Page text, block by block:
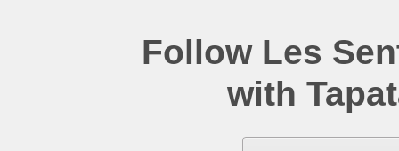
Follow Les
with